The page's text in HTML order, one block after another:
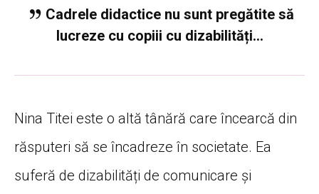
Cadrele didactice nu sunt pregătite să
lucreze cu copiii cu dizabilități…
Nina Titei este o altă tânără care încearcă din
răsputeri să se încadreze în societate. Ea
suferă de dizabilități de comunicare și